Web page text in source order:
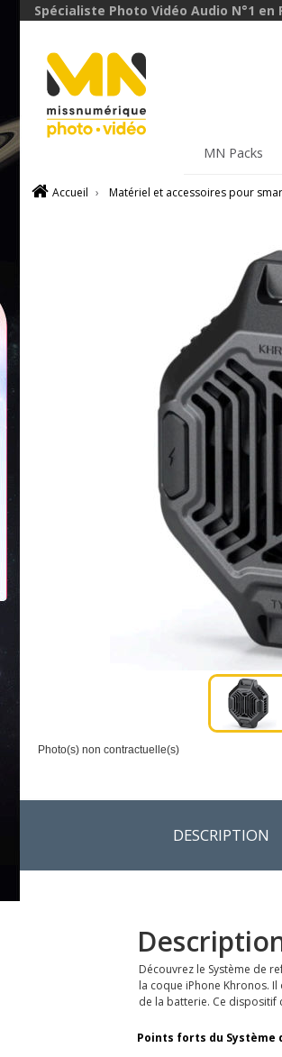
Spécialiste Photo Vidéo Audio N°1 en
MN Packs
Accueil › Matériel et accessoires pour
Photo(s) non contractuelle(s)
DESCRIPTION
Découvrez le Système de
la coque iPhone Khronos.
de la batterie. Ce dispositif
Points forts du Système